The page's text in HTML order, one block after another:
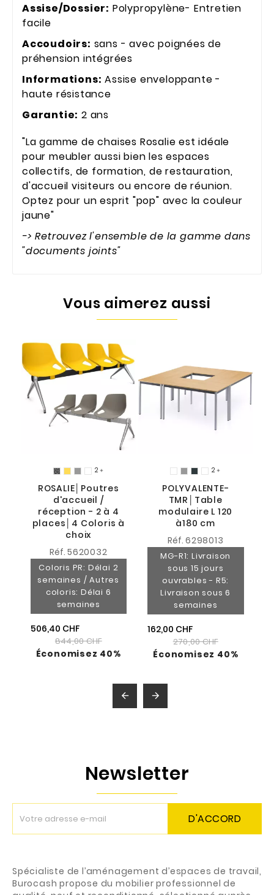
Assise/Dossier: Polypropylène- Entretien
facile
Accoudoirs: sans - avec poignées de
préhension intégrées
Informations: Assise enveloppante -
haute résistance
Garantie: 2 ans
"La gamme de chaises Rosalie est idéale
pour meubler aussi bien les espaces
collectifs, de formation, de restauration,
d'accueil visiteurs ou encore de réunion.
Optez pour un esprit "pop" avec la couleur
jaune"
-> Retrouvez l'ensemble de la gamme dans
"documents joints"
Vous aimerez aussi
2 
ROSALIE│Poutres
d'accueil /
réception - 2 à 4
places│4 Coloris à
choix
Réf. 5620032
Coloris PR: Délai 2
semaines / Autres
coloris: Délai 6
semaines
506,40 CHF
844,00 CHF
Économisez 40%
2 
POLYVALENTE-
TMR│Table
modulaire L 120
à180 cm
Réf. 6298013
MG-R1: Livraison
sous 15 jours
ouvrables - R5:
Livraison sous 6
semaines
162,00 CHF
270,00 CHF
Économisez 40%
 
Newsletter
D'ACCORD
Spécialiste de l’aménagement d’espaces de travail,
Burocash propose du mobilier professionnel de